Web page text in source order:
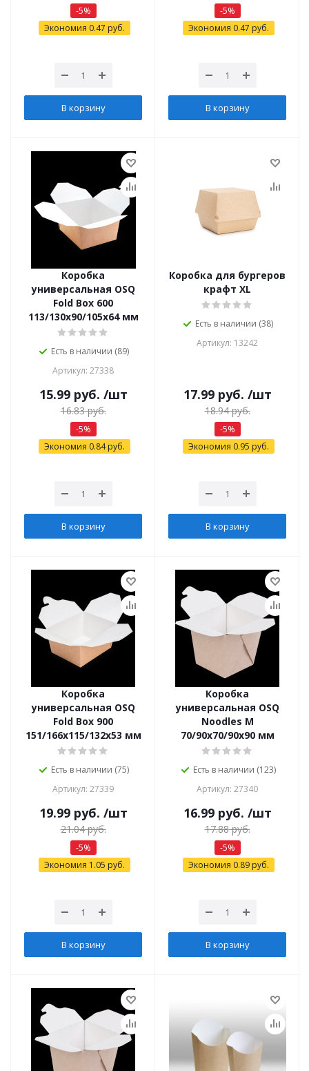
-5%
Экономия 0.47 руб.
В корзину
-5%
Экономия 0.47 руб.
В корзину
Коробка
универсальная OSQ
Fold Box 600
113/130x90/105x64 мм
Есть в наличии (89)
Артикул: 27338
15.99руб. /шт
16.83руб.
-5%
Экономия 0.84руб.
В корзину
Коробка для бургеров
крафт XL
Есть в наличии (38)
Артикул: 13242
17.99руб. /шт
18.94руб.
-5%
Экономия 0.95 руб.
В корзину
Коробка
универсальная OSQ
Fold Box 900
151/166x115/132x53 мм
Есть в наличии (75)
Артикул: 27339
19.99руб. /шт
21.04руб.
-5%
Экономия 1.05 руб.
В корзину
Коробка
универсальная OSQ
Noodles М
70/90х70/90х90 мм
Есть в наличии (123)
Артикул: 27340
16.99руб. /шт
17.88руб.
-5%
Экономия 0.89руб.
В корзину